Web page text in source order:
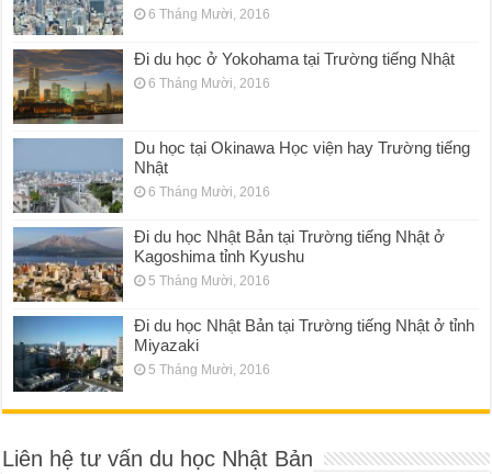
6 Tháng Mười, 2016
Đi du học ở Yokohama tại Trường tiếng Nhật
6 Tháng Mười, 2016
Du học tại Okinawa Học viện hay Trường tiếng
Nhật
6 Tháng Mười, 2016
Đi du học Nhật Bản tại Trường tiếng Nhật ở
Kagoshima tỉnh Kyushu
5 Tháng Mười, 2016
Đi du học Nhật Bản tại Trường tiếng Nhật ở tỉnh
Miyazaki
5 Tháng Mười, 2016
Liên hệ tư vấn du học Nhật Bản